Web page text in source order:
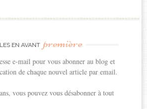
EN AVANT première
e-mail pour vous abonner au blog et
de chaque nouvel article par email.
vous pouvez vous désabonner à tout